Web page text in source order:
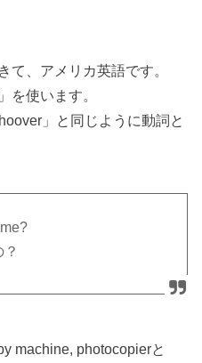
て、アメリカ英語です。
を使います。
」と同じように動詞と
machine, photocopierと